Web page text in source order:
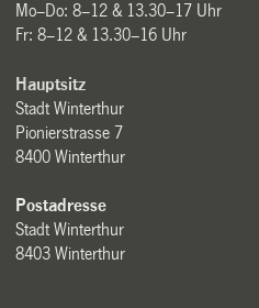
Mo–Do: 8–12 & 13.30–17 Uhr
Fr: 8–12 & 13.30–16 Uhr
Hauptsitz
Stadt Winterthur
Pionierstrasse 7
8400 Winterthur
Postadresse
Stadt Winterthur
8403 Winterthur